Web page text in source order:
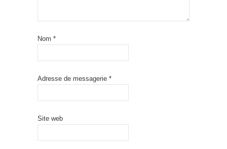
Nom *
Adresse de messagerie *
Site web